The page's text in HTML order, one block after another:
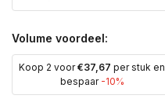
Volume voordeel:
Koop 2 voor€37,67 per stuk en
bespaar -10%